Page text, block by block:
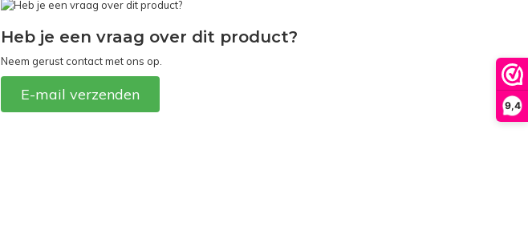
9,4
Heb je een vraag over dit product?
Neem gerust contact met ons op.
E-mail verzenden